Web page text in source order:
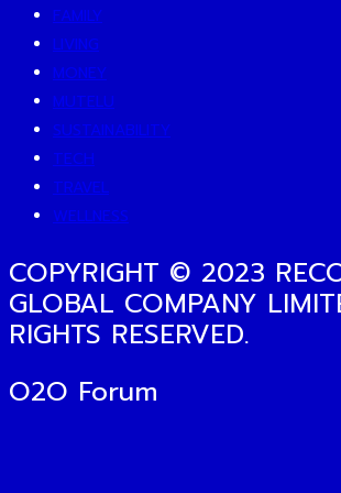
FAMILY
LIVING
MONEY
MUTELU
SUSTAINABILITY
TECH
TRAVEL
WELLNESS
COPYRIGHT © 2023
GLOBAL COMPANY
RIGHTS RESERVED.
O2O Forum